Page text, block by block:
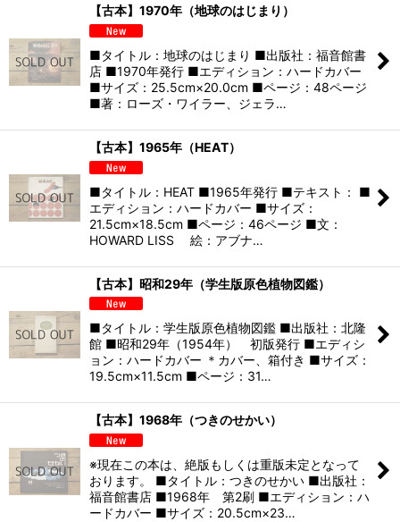
【古本】1970年（地球のはじまり）
■タイトル：地球のはじまり ■出版社：福音館書
店 ■1970年発行 ■エディション：ハードカバー
■サイズ：25.5cm×20.0cm ■ページ：48ページ
■著：ローズ・ワイラー、ジェラ…
【古本】1965年（HEAT）
■タイトル：HEAT ■1965年発行 ■テキスト： ■
エディション：ハードカバー ■サイズ：
21.5cm×18.5cm ■ページ：46ページ ■文：
HOWARD LISS 絵：アブナ…
【古本】昭和29年（学生版原色植物図鑑）
■タイトル：学生版原色植物図鑑 ■出版社：北隆
館 ■昭和29年（1954年） 初版発行 ■エディシ
ョン：ハードカバー ＊カバー、箱付き ■サイズ：
19.5cm×11.5cm ■ページ：31…
【古本】1968年（つきのせかい）
※現在この本は、絶版もしくは重版未定となって
おります。 ■タイトル：つきのせかい ■出版社：
福音館書店 ■1968年 第2刷 ■エディション：ハ
ードカバー ■サイズ：20.5cm×23…